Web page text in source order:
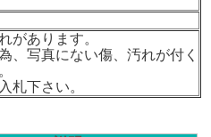
があります。
、写真にない傷、汚れが付く
札下さい。